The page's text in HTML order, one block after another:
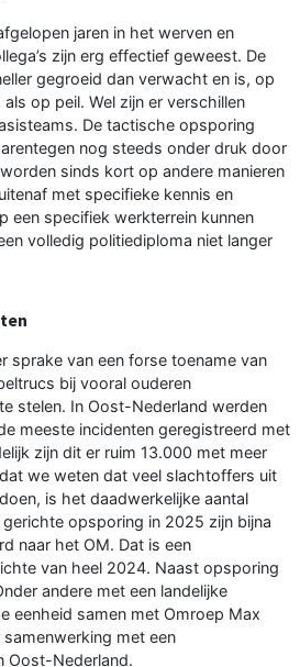
jaren in het werven en
zijn erg effectief geweest. De
gegroeid dan verwacht en is, op
op peil. Wel zijn er verschillen
De tactische opsporing
nog steeds onder druk door
sinds kort op andere manieren
met specifieke kennis en
een specifiek werkterrein kunnen
volledig politiediploma niet langer
sprake van een forse toename van
bij vooral ouderen
stelen. In Oost-Nederland werden
meeste incidenten geregistreerd met
zijn dit er ruim 13.000 met meer
we weten dat veel slachtoffers uit
is het daadwerkelijke aantal
opsporing in 2025 zijn bijna
naar het OM. Dat is een
van heel 2024. Naast opsporing
andere met een landelijke
eenheid samen met Omroep Max
met een
Oost-Nederland.